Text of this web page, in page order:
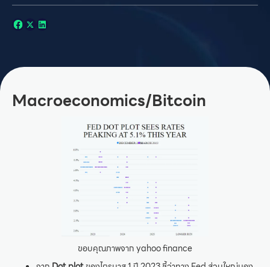
Macroeconomics/Bitcoin
ขอบคุณภาพจาก yahoo finance